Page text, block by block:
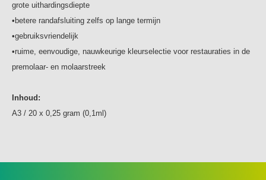
grote uithardingsdiepte
•betere randafsluiting zelfs op lange termijn
•gebruiksvriendelijk
•ruime, eenvoudige, nauwkeurige kleurselectie voor restauraties in de
premolaar- en molaarstreek
Inhoud:
A3 / 20 x 0,25 gram (0,1ml)